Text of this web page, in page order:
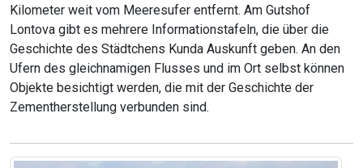
Kilometer weit vom Meeresufer entfernt. Am Gutshof
Lontova gibt es mehrere Informationstafeln, die über die
Geschichte des Städtchens Kunda Auskunft geben. An den
Ufern des gleichnamigen Flusses und im Ort selbst können
Objekte besichtigt werden, die mit der Geschichte der
Zementherstellung verbunden sind.